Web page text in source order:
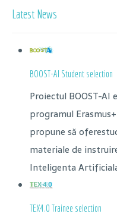
Latest News
BOOST-AI Student selection
Proiectul BOOST-
programul
propune să
materiale de
Inteligenta
TEX4.0 Trainee selection